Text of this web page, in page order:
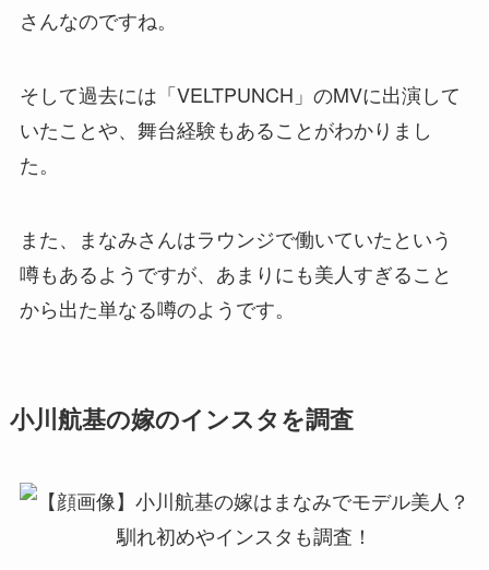
さんなのですね。
そして過去には「VELTPUNCH」のMVに出演して
いたことや、舞台経験もあることがわかりまし
た。
また、まなみさんはラウンジで働いていたという
噂もあるようですが、あまりにも美人すぎること
から出た単なる噂のようです。
小川航基の嫁のインスタを調査